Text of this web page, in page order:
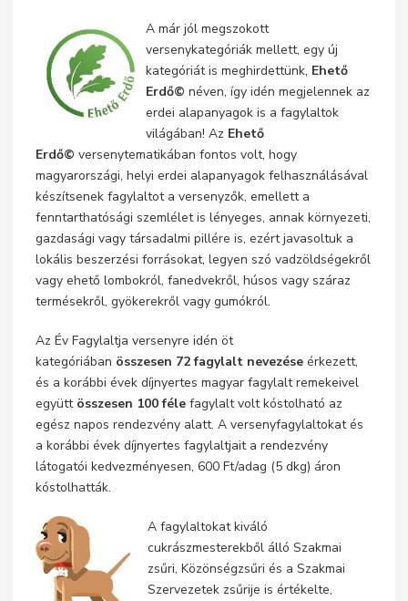
A már jól megszokott
versenykategóriák mellett, egy új
kategóriát is meghirdettünk, Ehető
Erdő© néven, így idén megjelennek az
erdei alapanyagok is a fagylaltok
világában! Az Ehető
Erdő© versenytematikában fontos volt, hogy
magyarországi, helyi erdei alapanyagok felhasználásával
készítsenek fagylaltot a versenyzők, emellett a
fenntarthatósági szemlélet is lényeges, annak környezeti,
gazdasági vagy társadalmi pillére is, ezért javasoltuk a
lokális beszerzési forrásokat, legyen szó vadzöldségekről
vagy ehető lombokról, fanedvekről, húsos vagy száraz
termésekről, gyökerekről vagy gumókról.
Az Év Fagylaltja versenyre idén öt
kategóriában összesen 72fagylalt nevezéseérkezett,
és a korábbi évek díjnyertes magyar fagylalt remekeivel
együtt összesen 100 féle fagylalt volt kóstolható az
egész napos rendezvény alatt. A versenyfagylaltokat és
a korábbi évek díjnyertes fagylaltjait a rendezvény
látogatói kedvezményesen, 600 Ft/adag (5 dkg) áron
kóstolhatták.
A fagylaltokat kiváló
cukrászmesterekből álló Szakmai
zsűri, Közönségzsűri és a Szakmai
Szervezetek zsűrije is értékelte,